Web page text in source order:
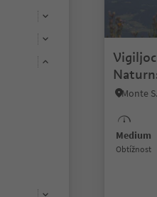
Medium
Obtížnost